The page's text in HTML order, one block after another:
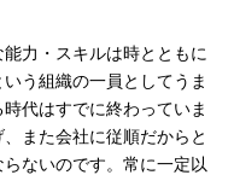
力・スキルは時とともに
う組織の一員としてうま
代はすでに終わっていま
また会社に従順だからと
ないのです。常に一定以